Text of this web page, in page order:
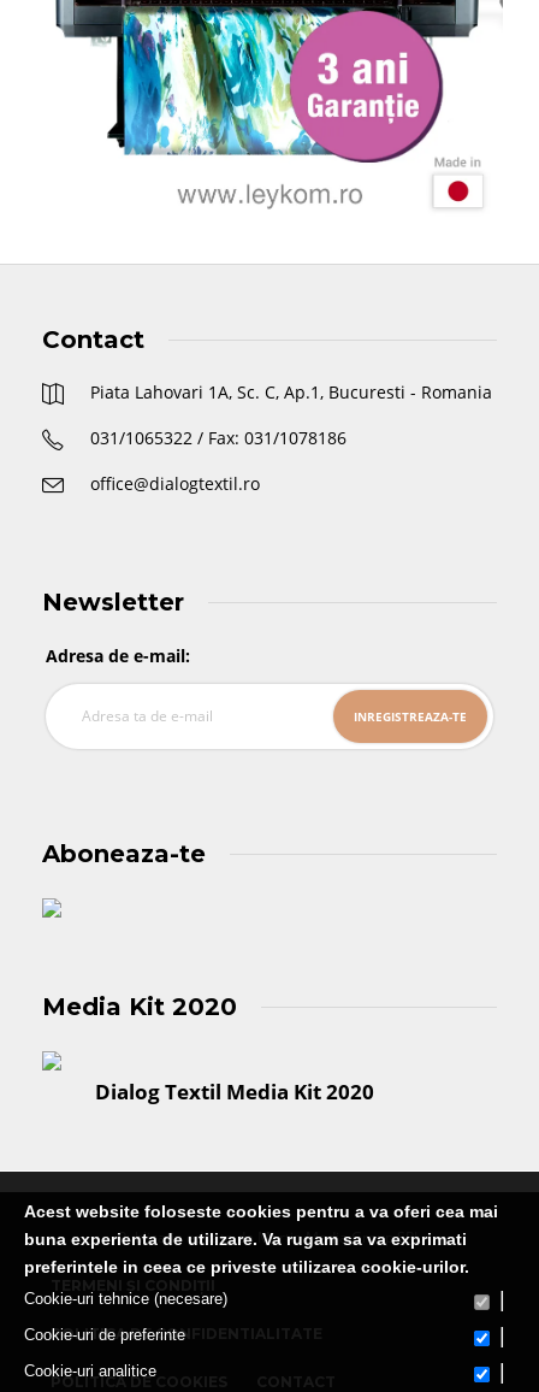
Contact
Piata Lahovari 1A, Sc. C, Ap.1, Bucuresti - Romania
031/1065322 / Fax: 031/1078186
office@dialogtextil.ro
Newsletter
Adresa de e-mail:
Aboneaza-te
Media Kit 2020
Dialog Textil Media Kit 2020
Publicatie editata de Martin Media Group SRL
POLITICA DE CONFIDENTIALITATE
POLITICA DE COOKIES
Acest website foloseste cookies pentru a va oferi cea mai
buna experienta de utilizare. Va rugam sa va exprimati
preferintele in ceea ce priveste utilizarea cookie-urilor.
Cookie-uri tehnice (necesare)
Cookie-uri de preferinte
Cookie-uri analitice